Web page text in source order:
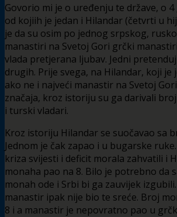
Govorio mi je o uređenju te države, o
od kojiih je jedan i Hilandar (četvrti u
je da su osim po jednog srpskog,
manastiri na Svetoj Gori grčki
vlada pretjerana ljubav. Jedni
drugih. Prije svega, na Hilandar, koji je
ako ne i najveći manastir na Svetoj
značaja, kroz istoriju su ga darivali
i turski vladari.
Kroz istoriju Hilandar se suočavao sa
Jednom je čak zapao i u bugarske
kriza svijesti i deficit morala zahvatili i
monaha pao na 8. Bilo je potrebno da
monah ode i Srbi bi ga zauvijek
manastir ipak nije bio te sreće. Broj
8 i a manastir je nepovratno pao u